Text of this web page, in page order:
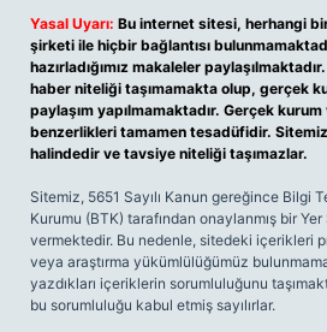
Yasal Uyarı: Bu internet sitesi, herhangi
şirketi ile hiçbir bağlantısı
hazırladığımız makaleler
haber niteliği taşımamakta olup, gerçek
paylaşım yapılmamaktadır. Gerçek
benzerlikleri tamamen tesadüfidir.
halindedir ve tavsiye niteliği taşımazlar.
Sitemiz, 5651 Sayılı Kanun gereğince Bilgi
Kurumu (BTK) tarafından onaylanmış bir
vermektedir. Bu nedenle, sitedeki içerikleri
veya araştırma yükümlülüğümüz
yazdıkları içeriklerin sorumluluğunu
bu sorumluluğu kabul etmiş sayılırlar.